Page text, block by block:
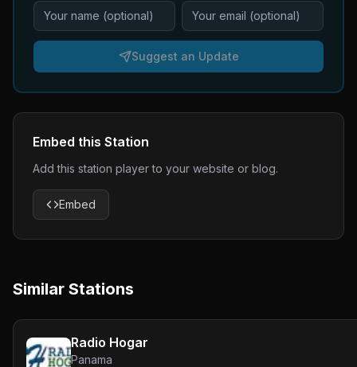
Suggest an Update
Embed this Station
Add this station player to your website or blog.
Embed
Similar Stations
Radio Hogar
Panama